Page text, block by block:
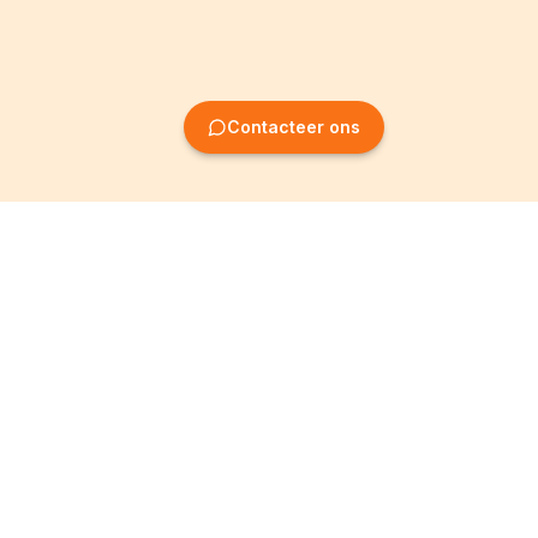
Contacteer ons